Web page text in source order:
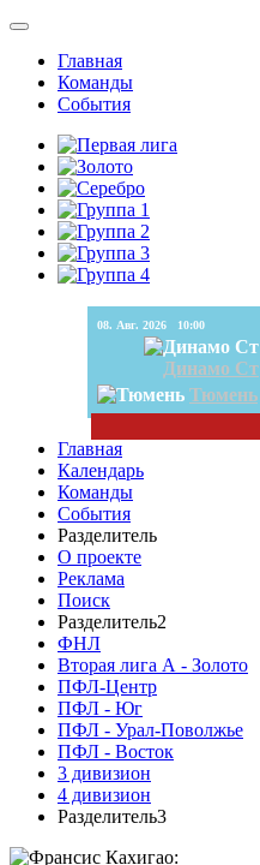
Главная
Команды
События
08. Авг. 2026 10:00
Динамо Ст
Тюмень
Главная
Календарь
Команды
События
Разделитель
О проекте
Реклама
Поиск
Разделитель2
ФНЛ
Вторая лига А - Золото
ПФЛ-Центр
ПФЛ - Юг
ПФЛ - Урал-Поволжье
ПФЛ - Восток
3 дивизион
4 дивизион
Разделитель3